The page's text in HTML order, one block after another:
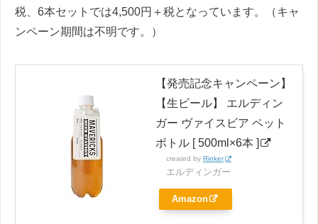
税、6本セットでは4,500円＋税となっています。（キャ
ンペーン期間は不明です。）
【発売記念キャンペーン】
【生ビール】 エルディン
ガー ヴァイスビア ペット
ボトル [ 500ml×6本 ]
created by Rinker
エルディンガー
Amazon